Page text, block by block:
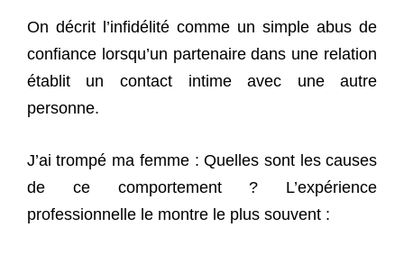
On décrit l’infidélité comme un simple abus de
confiance lorsqu’un partenaire dans une relation
établit un contact intime avec une autre
personne.
J’ai trompé ma femme : Quelles sont les causes
de ce comportement ? L’expérience
professionnelle le montre le plus souvent :